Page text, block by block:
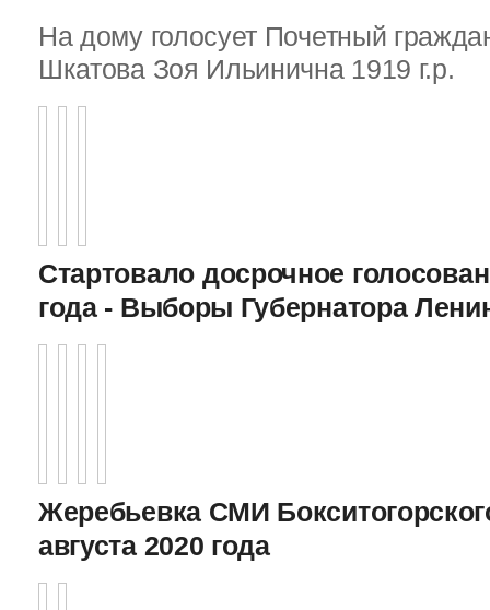
На дому голосует Почетный
Шкатова Зоя Ильинична 1919 г.р.
Стартовало досрочное
года - Выборы Губернатора
Жеребьевка СМИ
августа 2020 года